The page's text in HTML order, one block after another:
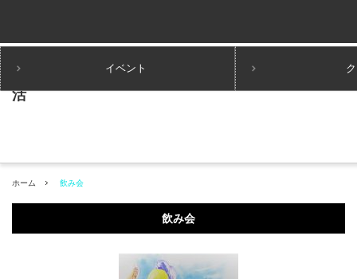
イベント
ホーム 飲み会
飲み会